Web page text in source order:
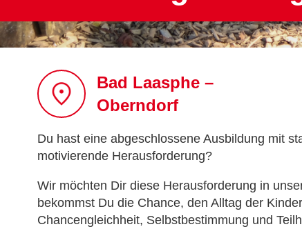
Bad Laasphe –
Oberndorf
Du hast eine abgeschlossene Ausbildung mit
motivierende Herausforderung?
Wir möchten Dir diese Herausforderung in
bekommst Du die Chance, den Alltag der
Chancengleichheit, Selbstbestimmung und